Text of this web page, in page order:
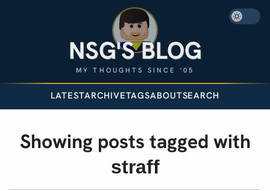
NSG'S BLOG
MY THOUGHTS SINCE '05
LATESTARCHIVETAGSABOUTSEARCH
Showing posts tagged with
straff